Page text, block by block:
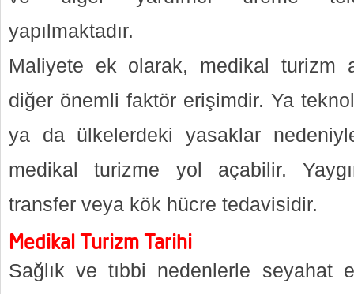
yapılmaktadır.
Maliyete ek olarak, medikal turizm
diğer önemli faktör erişimdir. Ya
ya da ülkelerdeki yasaklar
medikal turizme yol açabilir.
transfer veya kök hücre tedavisidir.
Medikal Turizm Tarihi
Sağlık ve tıbbi nedenlerle seyahat